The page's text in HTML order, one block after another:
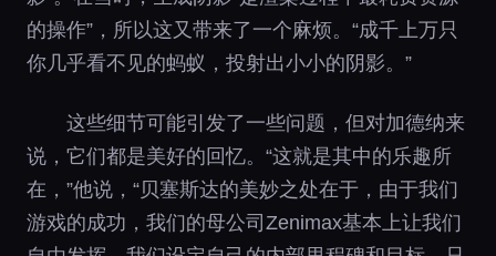
的操作”，所以这又带来了一个麻烦。“成千上万只
你几乎看不见的蚂蚁，投射出小小的阴影。”
这些细节可能引发了一些问题，但对加德纳来
说，它们都是美好的回忆。“这就是其中的乐趣所
在，”他说，“贝塞斯达的美妙之处在于，由于我们
游戏的成功，我们的母公司Zenimax基本上让我们